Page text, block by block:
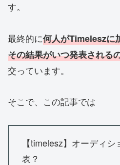
す。
最終的に何人がTimeleszに
その結果がいつ発表される
交っています。
そこで、この記事では
【timelesz】オーディ
表？